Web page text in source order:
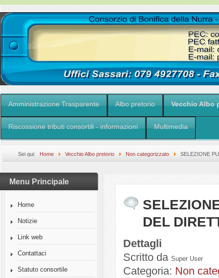
Amministrazione Trasparente Albo pretorio Vecchio Albo
Riscossione tributi consortili - informazioni Multimedia
Sei qui: Home Vecchio Albo pretorio Non categorizzato
SELEZIONE
GENERALE
Menu Principale
Home
Notizie
Link web
Contattaci
Statuto consortile
DEL
Dettagli
Scritto da Super User
Categoria: Non